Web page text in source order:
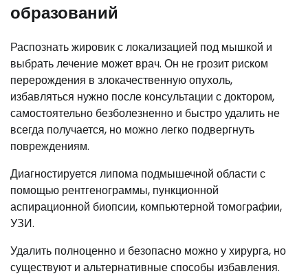
образований
Распознать жировик с локализацией под мышкой и
выбрать лечение может врач. Он не грозит риском
перерождения в злокачественную опухоль,
избавляться нужно после консультации с доктором,
самостоятельно безболезненно и быстро удалить не
всегда получается, но можно легко подвергнуть
повреждениям.
Диагностируется липома подмышечной области с
помощью рентгенограммы, пункционной
аспирационной биопсии, компьютерной томографии,
УЗИ.
Удалить полноценно и безопасно можно у хирурга, но
существуют и альтернативные способы избавления.